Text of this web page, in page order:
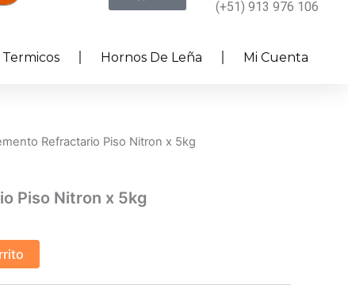
(+51) 913 976 106
Hornos De Leña Mi Cuenta
Refractario Piso Nitron x 5kg
Piso Nitron x 5kg